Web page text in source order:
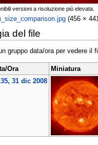
versioni a risoluzione più elevata.
(456 ×
del file
gruppo data/ora per vedere il
Ora Miniatura
31 dic 2008